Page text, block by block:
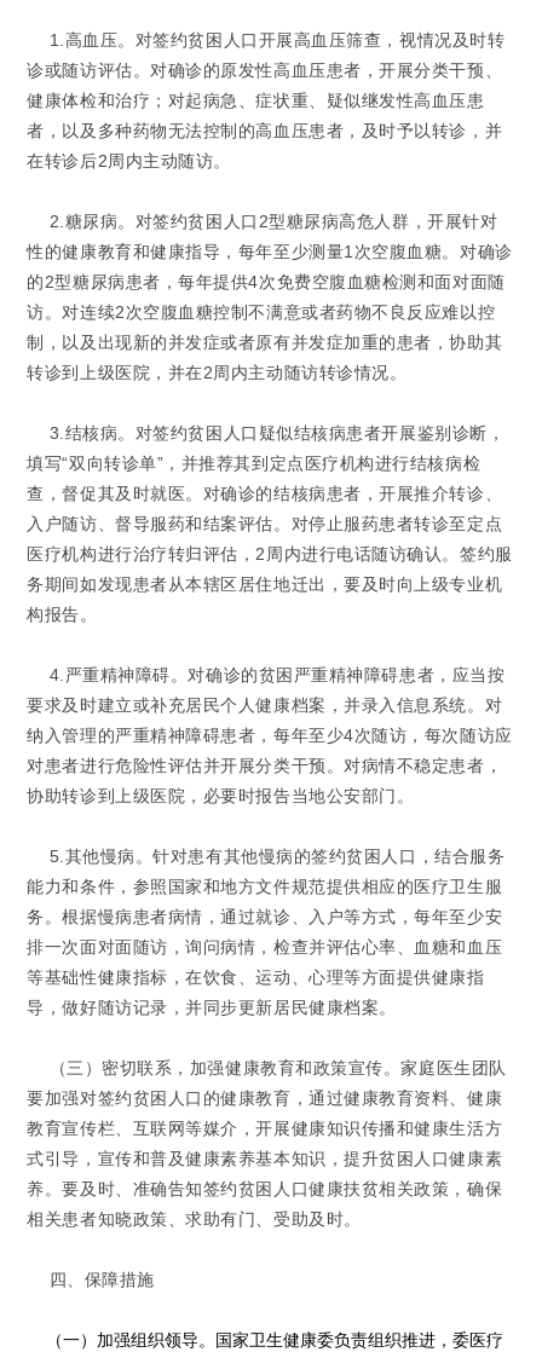
1.高血压。对签约贫困人口开展高血压筛查，视情况及时转
诊或随访评估。对确诊的原发性高血压患者，开展分类干预、
健康体检和治疗；对起病急、症状重、疑似继发性高血压患
者，以及多种药物无法控制的高血压患者，及时予以转诊，并
在转诊后2周内主动随访。
2.糖尿病。对签约贫困人口2型糖尿病高危人群，开展针对
性的健康教育和健康指导，每年至少测量1次空腹血糖。对确诊
的2型糖尿病患者，每年提供4次免费空腹血糖检测和面对面随
访。对连续2次空腹血糖控制不满意或者药物不良反应难以控
制，以及出现新的并发症或者原有并发症加重的患者，协助其
转诊到上级医院，并在2周内主动随访转诊情况。
3.结核病。对签约贫困人口疑似结核病患者开展鉴别诊断，
填写“双向转诊单”，并推荐其到定点医疗机构进行结核病检
查，督促其及时就医。对确诊的结核病患者，开展推介转诊、
入户随访、督导服药和结案评估。对停止服药患者转诊至定点
医疗机构进行治疗转归评估，2周内进行电话随访确认。签约服
务期间如发现患者从本辖区居住地迁出，要及时向上级专业机
构报告。
4.严重精神障碍。对确诊的贫困严重精神障碍患者，应当按
要求及时建立或补充居民个人健康档案，并录入信息系统。对
纳入管理的严重精神障碍患者，每年至少4次随访，每次随访应
对患者进行危险性评估并开展分类干预。对病情不稳定患者，
协助转诊到上级医院，必要时报告当地公安部门。
5.其他慢病。针对患有其他慢病的签约贫困人口，结合服务
能力和条件，参照国家和地方文件规范提供相应的医疗卫生服
务。根据慢病患者病情，通过就诊、入户等方式，每年至少安
排一次面对面随访，询问病情，检查并评估心率、血糖和血压
等基础性健康指标，在饮食、运动、心理等方面提供健康指
导，做好随访记录，并同步更新居民健康档案。
（三）密切联系，加强健康教育和政策宣传。家庭医生团队
要加强对签约贫困人口的健康教育，通过健康教育资料、健康
教育宣传栏、互联网等媒介，开展健康知识传播和健康生活方
式引导，宣传和普及健康素养基本知识，提升贫困人口健康素
养。要及时、准确告知签约贫困人口健康扶贫相关政策，确保
相关患者知晓政策、求助有门、受助及时。
四、保障措施
（一）加强组织领导。 国家卫生健康委负责组织推进，委医疗